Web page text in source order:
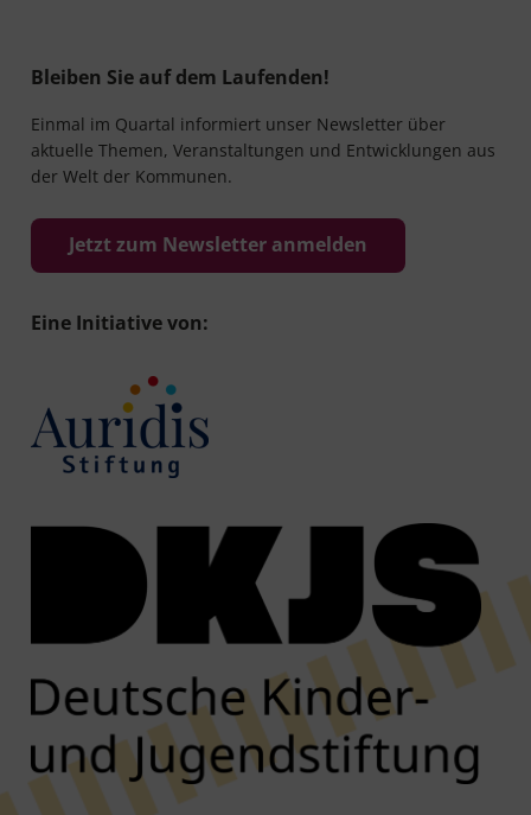
Bleiben Sie auf dem Laufenden!
Einmal im Quartal informiert unser Newsletter über
aktuelle Themen, Veranstaltungen und Entwicklungen aus
der Welt der Kommunen.
Jetzt zum Newsletter anmelden
Eine Initiative von: